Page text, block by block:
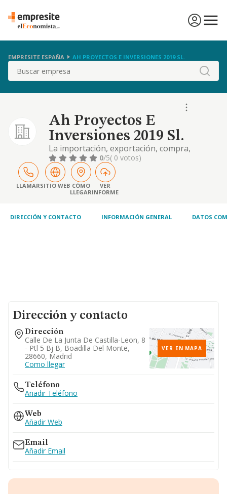
EMPRESITE ESPAÑA AH PROYECTOS E INVERSIONES 2019 SL.
Buscar
Ah Proyectos E
Inversiones 2019 Sl.
La importación, exportación, compra,
distribución, fabricación, almacenamiento,
comercialización y mediación en la venta de
productos sanitarios y de materias primas
empleadas en la elaboración de productos
sanitarios, con exclusión de aquellos
facultativa
0/5( 0 votos)
LLAMARSITIO WEB CÓMO
LLEGAR
VER
INFORME
DIRECCIÓN Y CONTACTO INFORMACIÓN GENERAL DATOS
Dirección y contacto
Dirección
Calle De La Junta De Castilla-Leon, 8
- Ptl 5 Bj B, Boadilla Del Monte,
28660, Madrid
Como llegar
VER EN MAPA
Teléfono
Añadir Teléfono
Web
Añadir Web
Email
Añadir Email